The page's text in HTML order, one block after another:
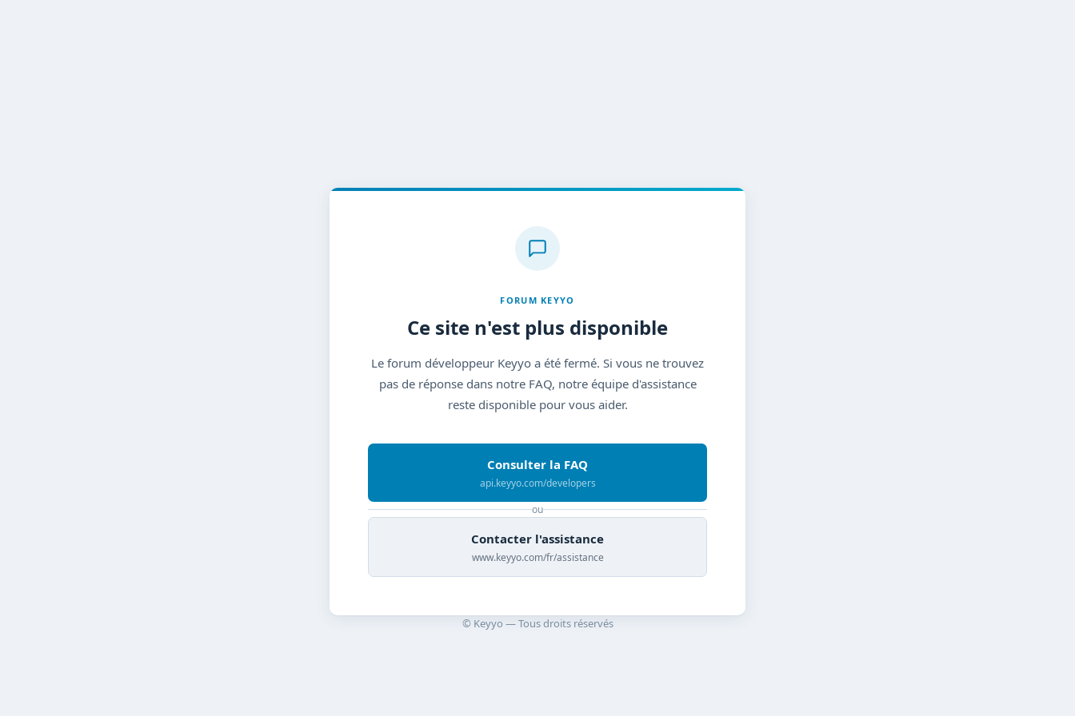
FORUM KEYYO
Ce site n'est plus disponible
Le forum développeur Keyyo a été fermé. Si vous ne trouvez
pas de réponse dans notre FAQ, notre équipe d'assistance
reste disponible pour vous aider.
Consulter la FAQ
api.keyyo.com/developers
ou
Contacter l'assistance
www.keyyo.com/fr/assistance
© Keyyo — Tous droits réservés